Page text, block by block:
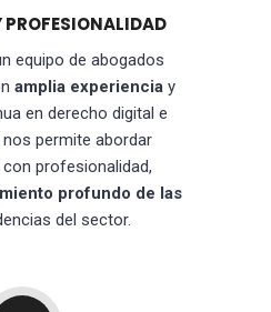
PROFESIONALIDAD
equipo de abogados
amplia experienciay
en derecho digital e
permite abordar
profesionalidad,
profundo de las
del sector.